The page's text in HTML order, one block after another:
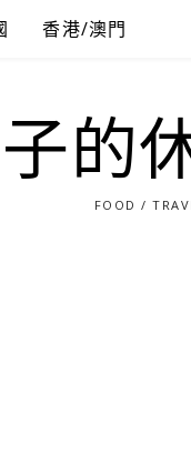
香港/澳門
的
FOOD /